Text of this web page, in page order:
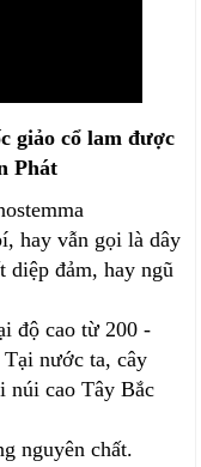
giảo cổ lam được
Phát
hay vẫn gọi là dây
diệp đảm, hay ngũ
độ cao từ 200 -
nước ta, cây
núi cao Tây Bắc
nguyên chất.